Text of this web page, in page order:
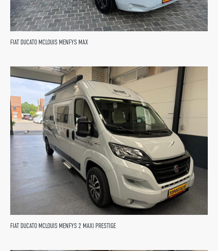
FIAT DUCATO MCLOUIS MENFYS MAX
FIAT DUCATO MCLOUIS MENFYS 2 MAXI PRESTIGE